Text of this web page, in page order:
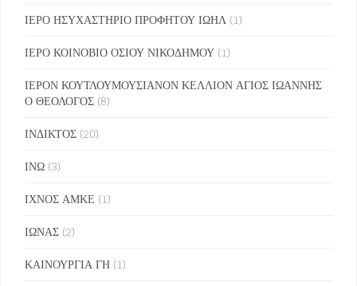
ΙΕΡΟ ΗΣΥΧΑΣΤΗΡΙΟ ΠΡΟΦΗΤΟΥ ΙΩΗΛ (1)
ΙΕΡΟ ΚΟΙΝΟΒΙΟ ΟΣΙΟΥ ΝΙΚΟΔΗΜΟΥ (1)
ΙΕΡΟΝ ΚΟΥΤΛΟΥΜΟΥΣΙΑΝΟΝ ΚΕΛΛΙΟΝ ΑΓΙΟΣ ΙΩΑΝΝΗΣ
Ο ΘΕΟΛΟΓΟΣ (8)
ΙΝΔΙΚΤΟΣ (20)
ΙΝΩ (3)
ΙΧΝΟΣ ΑΜΚΕ (1)
ΙΩΝΑΣ (2)
ΚΑΙΝΟΥΡΓΙΑ ΓΗ (1)